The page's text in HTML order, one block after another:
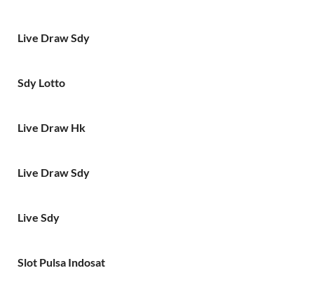
Live Draw Sdy
Sdy Lotto
Live Draw Hk
Live Draw Sdy
Live Sdy
Slot Pulsa Indosat